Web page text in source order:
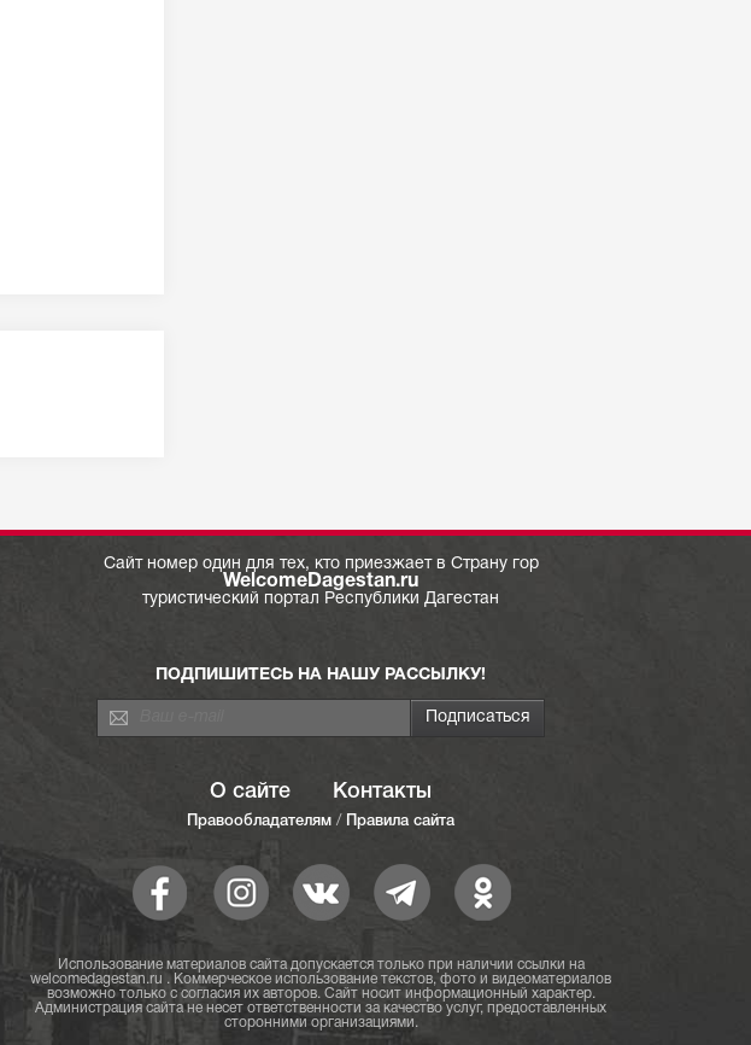
Сайт номер один для тех, кто приезжает в Страну гор
WelcomeDagestan.ru
туристический портал Республики Дагестан
ПОДПИШИТЕСЬ НА НАШУ РАССЫЛКУ!
О сайте Контакты
Правообладателям / Правила сайта
Использование материалов сайта допускается только при наличии ссылки на
welcomedagestan.ru . Коммерческое использование текстов, фото и видеоматериалов
возможно только с согласия их авторов. Сайт носит информационный характер.
Администрация сайта не несет ответственности за качество услуг, предоставленных
сторонними организациями.